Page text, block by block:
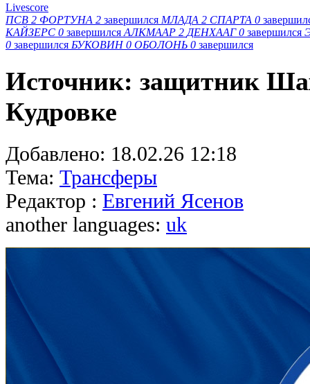
Livescore
ПСВ 2 ФОРТУНА 2 завершился МЛАДА 2 СПАРТА 0
КАЙЗЕРС 0 завершился АЛКМААР 2 ДЕНХААГ 0 завершился
0 завершился БУКОВИН 0 ОБОЛОНЬ 0 завершился
Источник: защитник
Кудровке
Добавлено: 18.02.26 12:18
Тема: Трансферы
Редактор : Евгений Ясенов
another languages: uk